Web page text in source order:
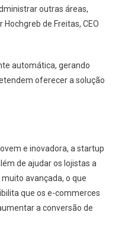
outras áreas,
de Freitas, CEO
automática, gerando
oferecer a solução
e inovadora, a startup
de ajudar os lojistas a
avançada, o que
que os e-commerces
a conversão de